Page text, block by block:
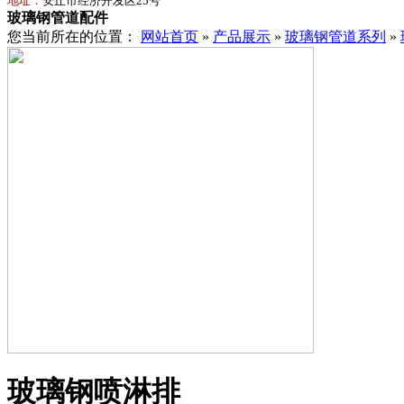
玻璃钢管道配件
您当前所在的位置：
网站首页 » 产品展示 » 玻璃钢管道系列 »
玻璃钢喷淋排